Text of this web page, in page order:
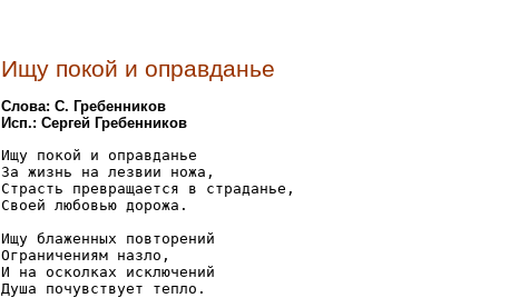
Ищу покой и оправданье
Слова: С. Гребенников
Исп.: Сергей Гребенников
Ищу покой и оправданье
За жизнь на лезвии ножа,
Страсть превращается в страданье,
Своей любовью дорожа.
Ищу блаженных повторений
Ограничениям назло,
И на осколках исключений
Душа почувствует тепло.